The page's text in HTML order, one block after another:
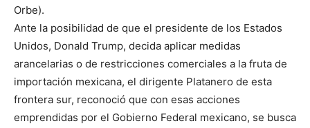
Orbe).
Ante la posibilidad de que el presidente de los Estados
Unidos, Donald Trump, decida aplicar medidas
arancelarias o de restricciones comerciales a la fruta de
importación mexicana, el dirigente Platanero de esta
frontera sur, reconoció que con esas acciones
emprendidas por el Gobierno Federal mexicano, se busca